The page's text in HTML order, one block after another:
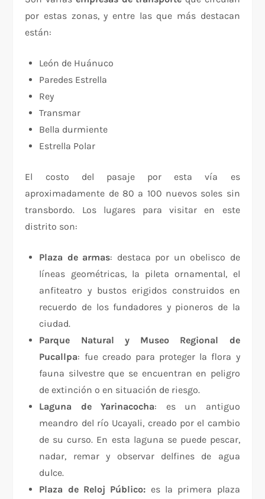
por estas zonas, y entre las que más destacan
están:
León de Huánuco
Paredes Estrella
Rey
Transmar
Bella durmiente
Estrella Polar
El costo del pasaje por esta vía es
aproximadamente de 80 a 100 nuevos soles sin
transbordo. Los lugares para visitar en este
distrito son:
Plaza de armas: destaca por un obelisco de
líneas geométricas, la pileta ornamental, el
anfiteatro y bustos erigidos construidos en
recuerdo de los fundadores y pioneros de la
ciudad.
Parque Natural y Museo Regional de
Pucallpa: fue creado para proteger la flora y
fauna silvestre que se encuentran en peligro
de extinción o en situación de riesgo.
Laguna de Yarinacocha: es un antiguo
meandro del río Ucayali, creado por el cambio
de su curso. En esta laguna se puede pescar,
nadar, remar y observar delfines de agua
dulce.
Plaza de Reloj Público: es la primera plaza